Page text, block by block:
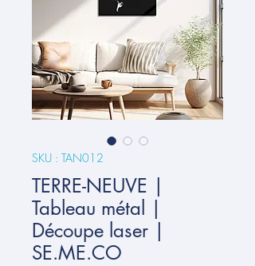
SKU : TAN012
TERRE-NEUVE |
Tableau métal |
Découpe laser |
SE.ME.CO